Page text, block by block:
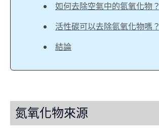
如何去除空氣中的氮氧化物？
活性碳可以去除氮氧化物嗎？
結論
氮氧化物來源